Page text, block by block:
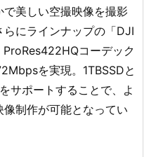
美しい空撮映像を撮影
にラインナップの「DJI
コーデック
を実現。1TBSSDと
サポートすることで、よ
制作が可能となってい